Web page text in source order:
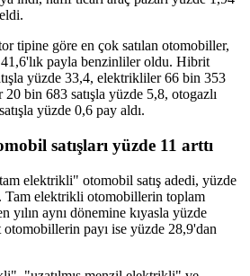
tipine göre en çok satılan otomobiller,
payla benzinliler oldu. Hibrit
yüzde 33,4, elektrikliler 66 bin 353
bin 683 satışla yüzde 5,8, otogazlı
yüzde 0,6 pay aldı.
satışları yüzde 11 arttı
elektrikli" otomobil satış adedi, yüzde
Tam elektrikli otomobillerin toplam
yılın aynı dönemine kıyasla yüzde
payı ise yüzde 28,9'dan